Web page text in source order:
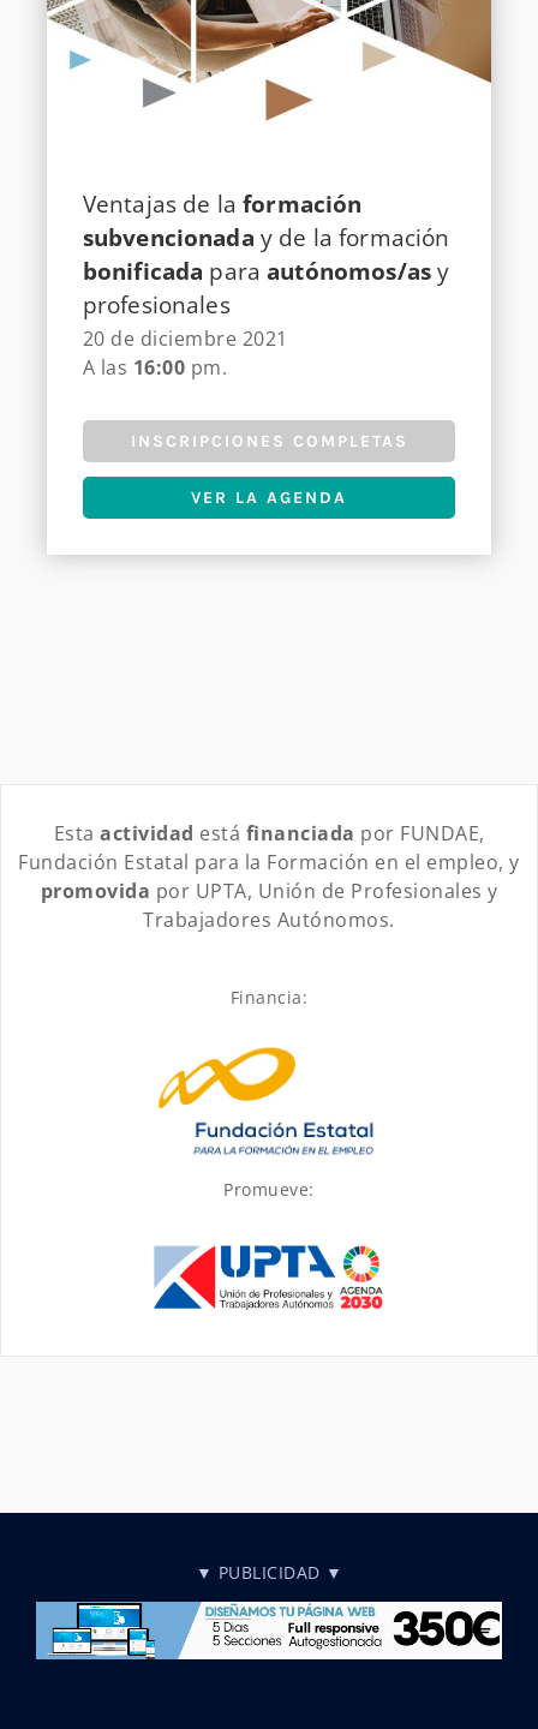
Ventajas de la formación
subvencionada y de la formación
bonificada para autónomos/asy
profesionales
20 de diciembre 2021
A las 16:00 pm.
INSCRIPCIONES COMPLETAS
VER LA AGENDA
Esta actividad está financiada por FUNDAE,
Fundación Estatal para la Formación en el empleo, y
promovida por UPTA, Unión de Profesionales y
Trabajadores Autónomos.
Financia:
Promueve:
▼ PUBLICIDAD ▼